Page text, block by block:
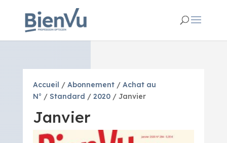
Accueil / Abonnement/ Achat au
N° / Standard / 2020/ Janvier
Janvier